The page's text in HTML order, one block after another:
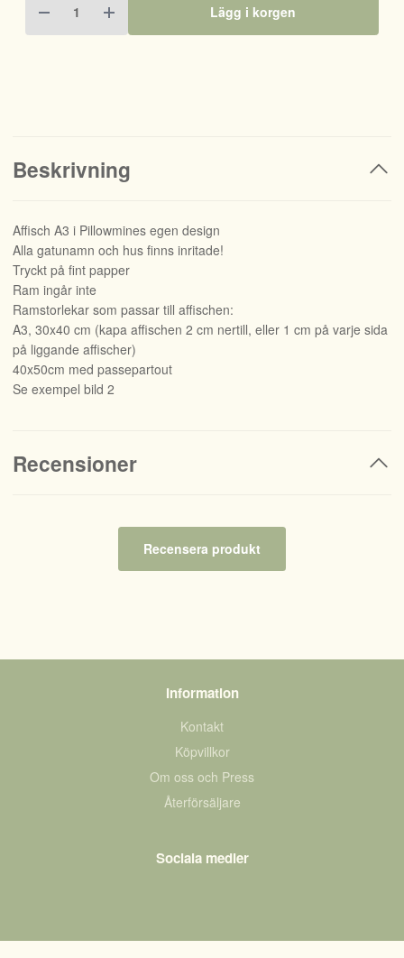
Lägg i korgen
Beskrivning
Affisch A3 i Pillowmines egen design
Alla gatunamn och hus finns inritade!
Tryckt på fint papper
Ram ingår inte
Ramstorlekar som passar till affischen:
A3, 30x40 cm (kapa affischen 2 cm nertill, eller 1 cm på varje sida
på liggande affischer)
40x50cm med passepartout
Se exempel bild 2
Recensioner
Recensera produkt
Information
Kontakt
Köpvillkor
Om oss och Press
Återförsäljare
Sociala medier